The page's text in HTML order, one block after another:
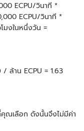
ECPU/วินาที *
ECPU/วินาที *
มงในหนึ่งวัน =
ล้าน ECPU = 1.63
คุณเลือก ดังนั้นจึงไม่มีค่า